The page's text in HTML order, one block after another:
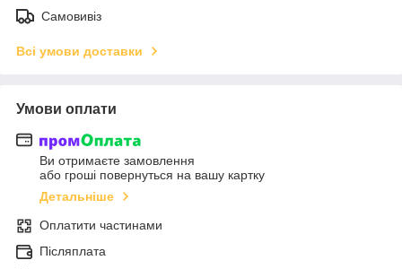
Самовивіз
Всі умови доставки
Умови оплати
Ви отримаєте замовлення
або гроші повернуться на вашу картку
Детальніше
Оплатити частинами
Післяплата